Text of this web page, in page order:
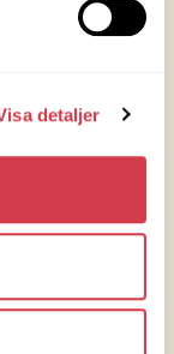
detaljer
det minigolf-